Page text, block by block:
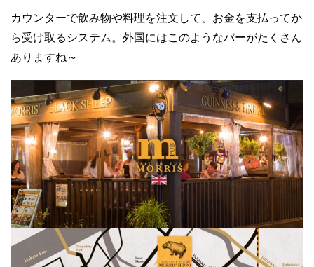
カウンターで飲み物や料理を注文して、お金を支払ってか
ら受け取るシステム。外国にはこのようなバーがたくさん
ありますね～